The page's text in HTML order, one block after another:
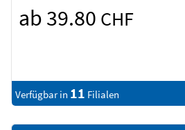
ab 39.80 CHF
Verfügbar in 11 Filialen